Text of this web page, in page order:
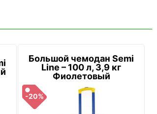
Большой чемодан Semi
Line – 100 л, 3,9 кг
Фиолетовый
-20%